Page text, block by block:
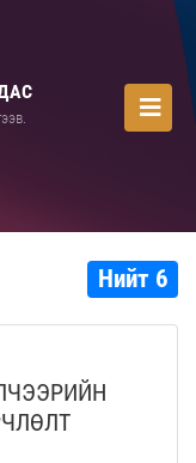
Нийт 6